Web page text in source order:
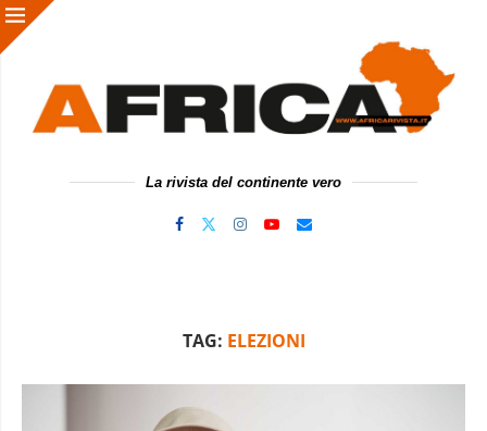
La rivista del continente vero
TAG: ELEZIONI